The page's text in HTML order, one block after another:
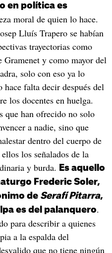
en política es
moral de quien lo hace.
Lluís Trapero se habían
trayectorias como
Gramenet y como mayor del
solo con eso ya lo
falta decir después del
los docentes en huelga.
que han ofrecido no solo
a nadie, sino que
dentro del cuerpo de
los señalados de la
y burda.
Es aquello
Frederic Soler,
de Serafí Pitarra,
es del palanquero.
para describir a quienes
a la espalda del
que no tiene ningún